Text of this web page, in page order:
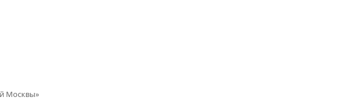
Москвы»